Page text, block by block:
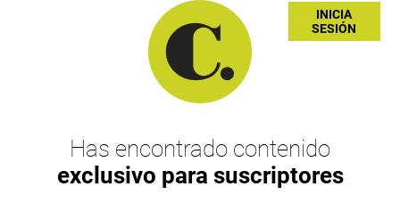
INICIA
SESIÓN
Has encontrado contenido
exclusivo para suscriptores